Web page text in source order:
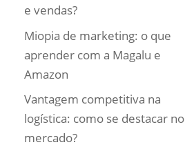
e vendas?
Miopia de marketing: o que
aprender com a Magalu e
Amazon
Vantagem competitiva na
logística: como se destacar no
mercado?